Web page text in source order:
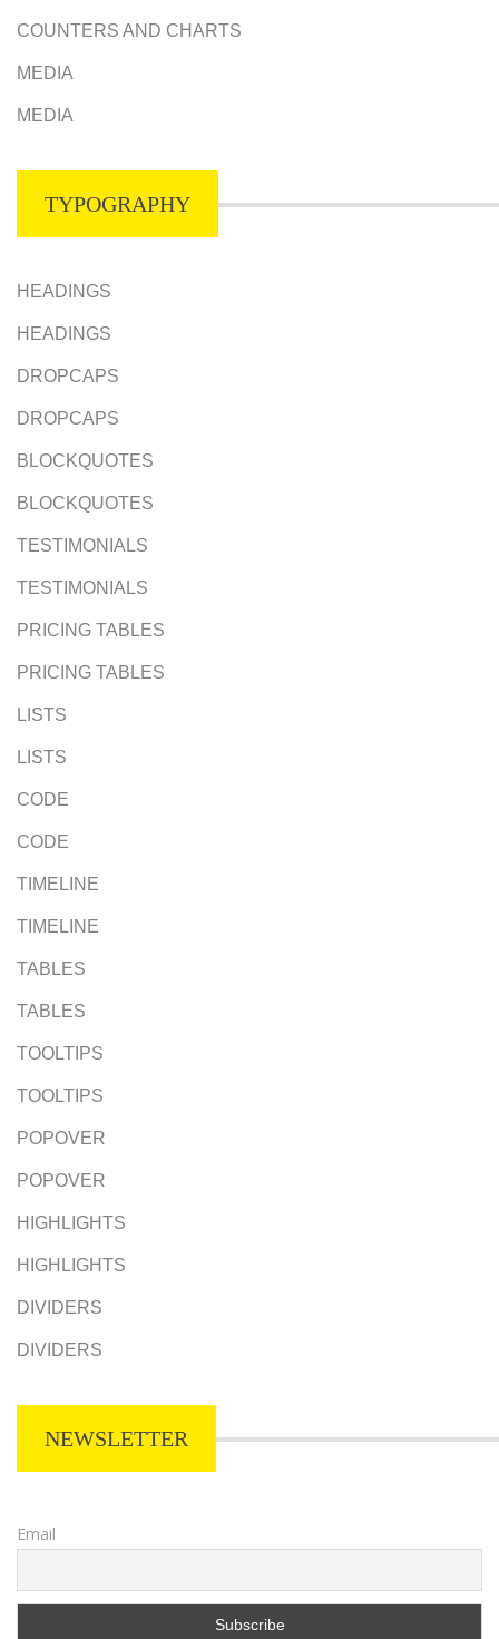
COUNTERS AND CHARTS
MEDIA
MEDIA
TYPOGRAPHY
HEADINGS
HEADINGS
DROPCAPS
DROPCAPS
BLOCKQUOTES
BLOCKQUOTES
TESTIMONIALS
TESTIMONIALS
PRICING TABLES
PRICING TABLES
LISTS
LISTS
CODE
CODE
TIMELINE
TIMELINE
TABLES
TABLES
TOOLTIPS
TOOLTIPS
POPOVER
POPOVER
HIGHLIGHTS
HIGHLIGHTS
DIVIDERS
DIVIDERS
NEWSLETTER
Email